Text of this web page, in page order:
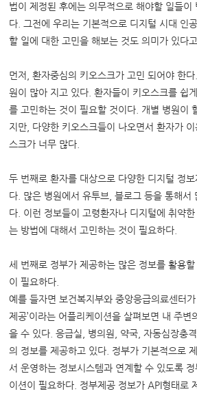
법이 제정된 후에는 의무적으로 해야할 일들이
다. 그전에 우리는 기본적으로 디지털 시대 인
할 일에 대한 고민을 해보는 것도 의미가 있다
먼저, 환자중심의 키오스크가 고민 되어야 한
원이 많아 지고 있다. 환자들이 키오스크를 쉽
를 고민하는 것이 필요할 것이다. 개별 병원이
지만, 다양한 키오스크들이 나오면서 환자가
스크가 너무 많다.
두 번째로 환자를 대상으로 다양한 디지털 정보
다. 많은 병원에서 유투브, 블로그 등을 통해서
다. 이런 정보들이 고령환자나 디지털에 취약
는 방법에 대해서 고민하는 것이 필요하다.
세 번째로 정부가 제공하는 많은 정보를 활용
이 필요하다.
예를 들자면 보건복지부와 중앙응급의료센터가
제공’이라는 어플리케이션을 살펴보면 내 주변
을 수 있다. 응급실, 병의원, 약국, 자동심장충
의 정보를 제공하고 있다. 정부가 기본적으로
서 운영하는 정보시스템과 연계할 수 있도록
이션이 필요하다. 정부제공 정보가 API형태로